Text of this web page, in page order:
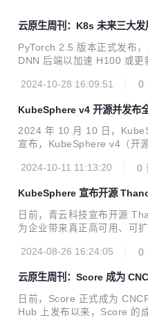
云原生周刊：K8s 未来三大发
PyTorch 2.5 版本正式发布
DNN 后端以加速 H100 或更
强大的 TorchInductor CPP
交，我们诚挚感谢社区的贡
问题以助力 2.5 版本的完善
2024-10-28 16:09:51 0
KubeSphere v4 开源并发布
2024 年 10 月 10 日，
宣布，KubeSphere v4（开
2024-10-11 11:13:20
0
KubeSphere 宣布开源
d
日前，青云科技宣布开源
为企业带来真正高可用、可
us 已经成为云原生监控领域
控数据、易运维等方面的需
的 Prometheus 长期存储项
用、可存储与查询海量监控
2024-08-26 16:24:05 0
云原生周刊：Score 成为
日前，Score 正式成为
Hub 上发布以来，Score 的